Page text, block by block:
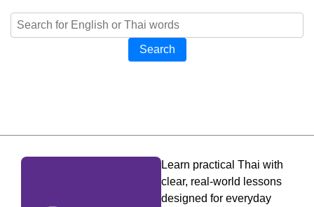
Search
Learn practical Thai with
clear, real-world lessons
designed for everyday